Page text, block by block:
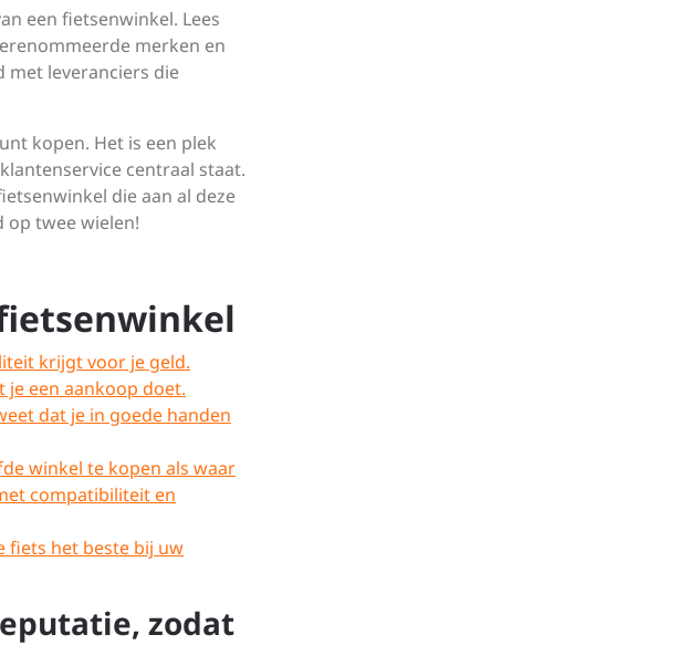
een fietsenwinkel. Lees
merken en
leveranciers die
kopen. Het is een plek
centraal staat.
die aan al deze
op twee wielen!
krijgt voor je geld.
een aankoop doet.
dat je in goede handen
winkel te kopen als waar
compatibiliteit en
fiets het beste bij uw
zodat